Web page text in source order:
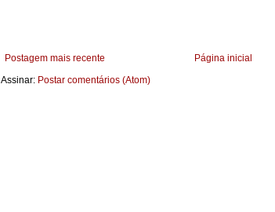
Postagem mais recente
Página inicial
Assinar: Postar comentários (Atom)